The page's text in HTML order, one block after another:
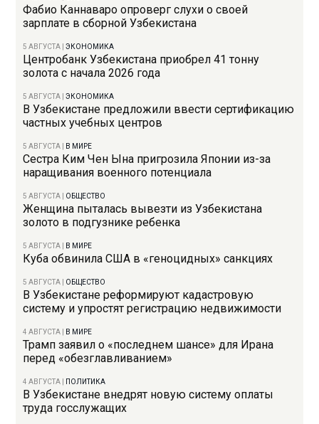
Фабио Каннаваро опроверг слухи о своей
зарплате в сборной Узбекистана
5 АВГУСТА |ЭКОНОМИКА
Центробанк Узбекистана приобрел 41 тонну
золота с начала 2026 года
5 АВГУСТА |ЭКОНОМИКА
В Узбекистане предложили ввести сертификацию
частных учебных центров
5 АВГУСТА В МИРЕ
Сестра Ким Чен Ына пригрозила Японии из-за
наращивания военного потенциала
5 АВГУСТА ОБЩЕСТВО
Женщина пыталась вывезти из Узбекистана
золото в подгузнике ребенка
5 АВГУСТА В МИРЕ
Куба обвинила США в «геноцидных» санкциях
5 АВГУСТА ОБЩЕСТВО
В Узбекистане реформируют кадастровую
систему и упростят регистрацию недвижимости
4 АВГУСТА В МИРЕ
Трамп заявил о «последнем шансе» для Ирана
перед «обезглавливанием»
4 АВГУСТА ПОЛИТИКА
В Узбекистане внедрят новую систему оплаты
труда госслужащих